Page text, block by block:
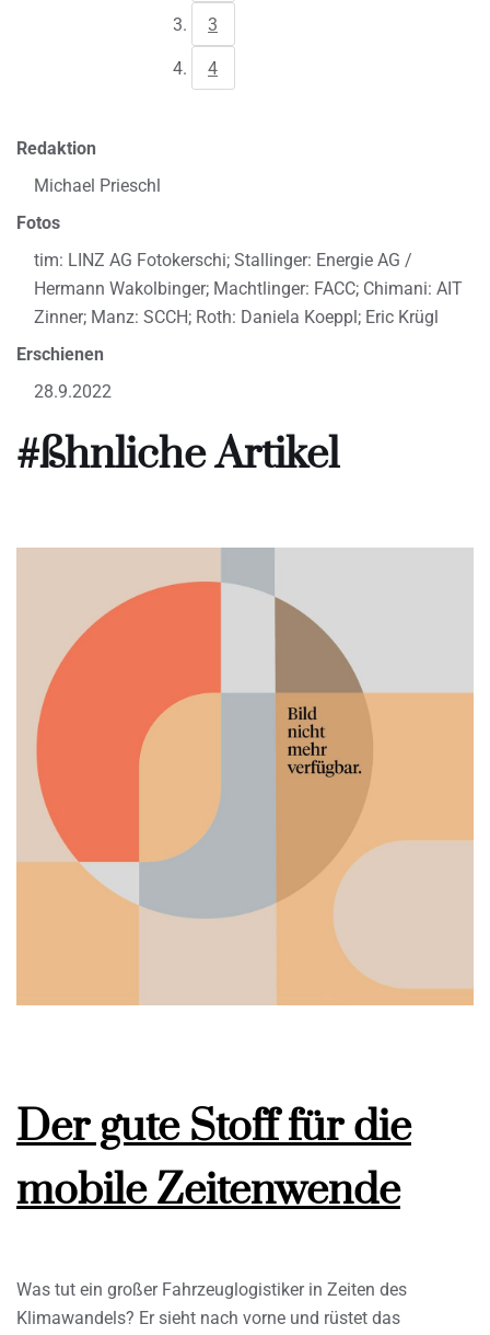
3
4
Redaktion
Michael Prieschl
Fotos
tim: LINZ AG Fotokerschi; Stallinger: Energie AG /
Hermann Wakolbinger; Machtlinger: FACC; Chimani: AIT
Zinner; Manz: SCCH; Roth: Daniela Koeppl; Eric Krügl
Erschienen
28.9.2022
#ßhnliche Artikel
Der gute Stoff für die
mobile Zeitenwende
Was tut ein großer Fahrzeuglogistiker in Zeiten des
Klimawandels? Er sieht nach vorne und rüstet das